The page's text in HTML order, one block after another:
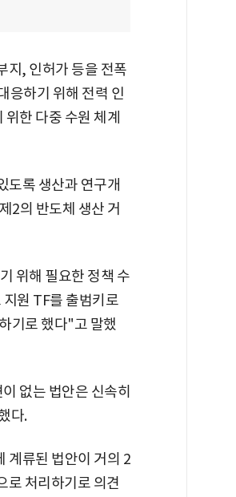
지, 인허가 등을 전폭
응하기 위해 전력 인
한 다중 수원 체계
도록 생산과 연구개
2의 반도체 생산 거
위해 필요한 정책 수
원 TF를 출범키로
기로 했다"고 말했
없는 법안은 신속히
다.
계류된 법안이 거의 2
로 처리하기로 의견